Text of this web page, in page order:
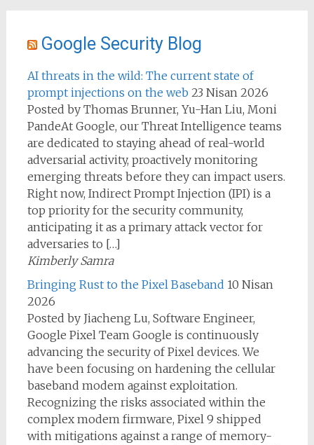
Google Security Blog
AI threats in the wild: The current state of
prompt injections on the web 23 Nisan 2026
Posted by Thomas Brunner, Yu-Han Liu, Moni
PandeAt Google, our Threat Intelligence teams
are dedicated to staying ahead of real-world
adversarial activity, proactively monitoring
emerging threats before they can impact users.
Right now, Indirect Prompt Injection (IPI) is a
top priority for the security community,
anticipating it as a primary attack vector for
adversaries to […]
Kimberly Samra
Bringing Rust to the Pixel Baseband 10 Nisan
2026
Posted by Jiacheng Lu, Software Engineer,
Google Pixel Team Google is continuously
advancing the security of Pixel devices. We
have been focusing on hardening the cellular
baseband modem against exploitation.
Recognizing the risks associated within the
complex modem firmware, Pixel 9 shipped
with mitigations against a range of memory-